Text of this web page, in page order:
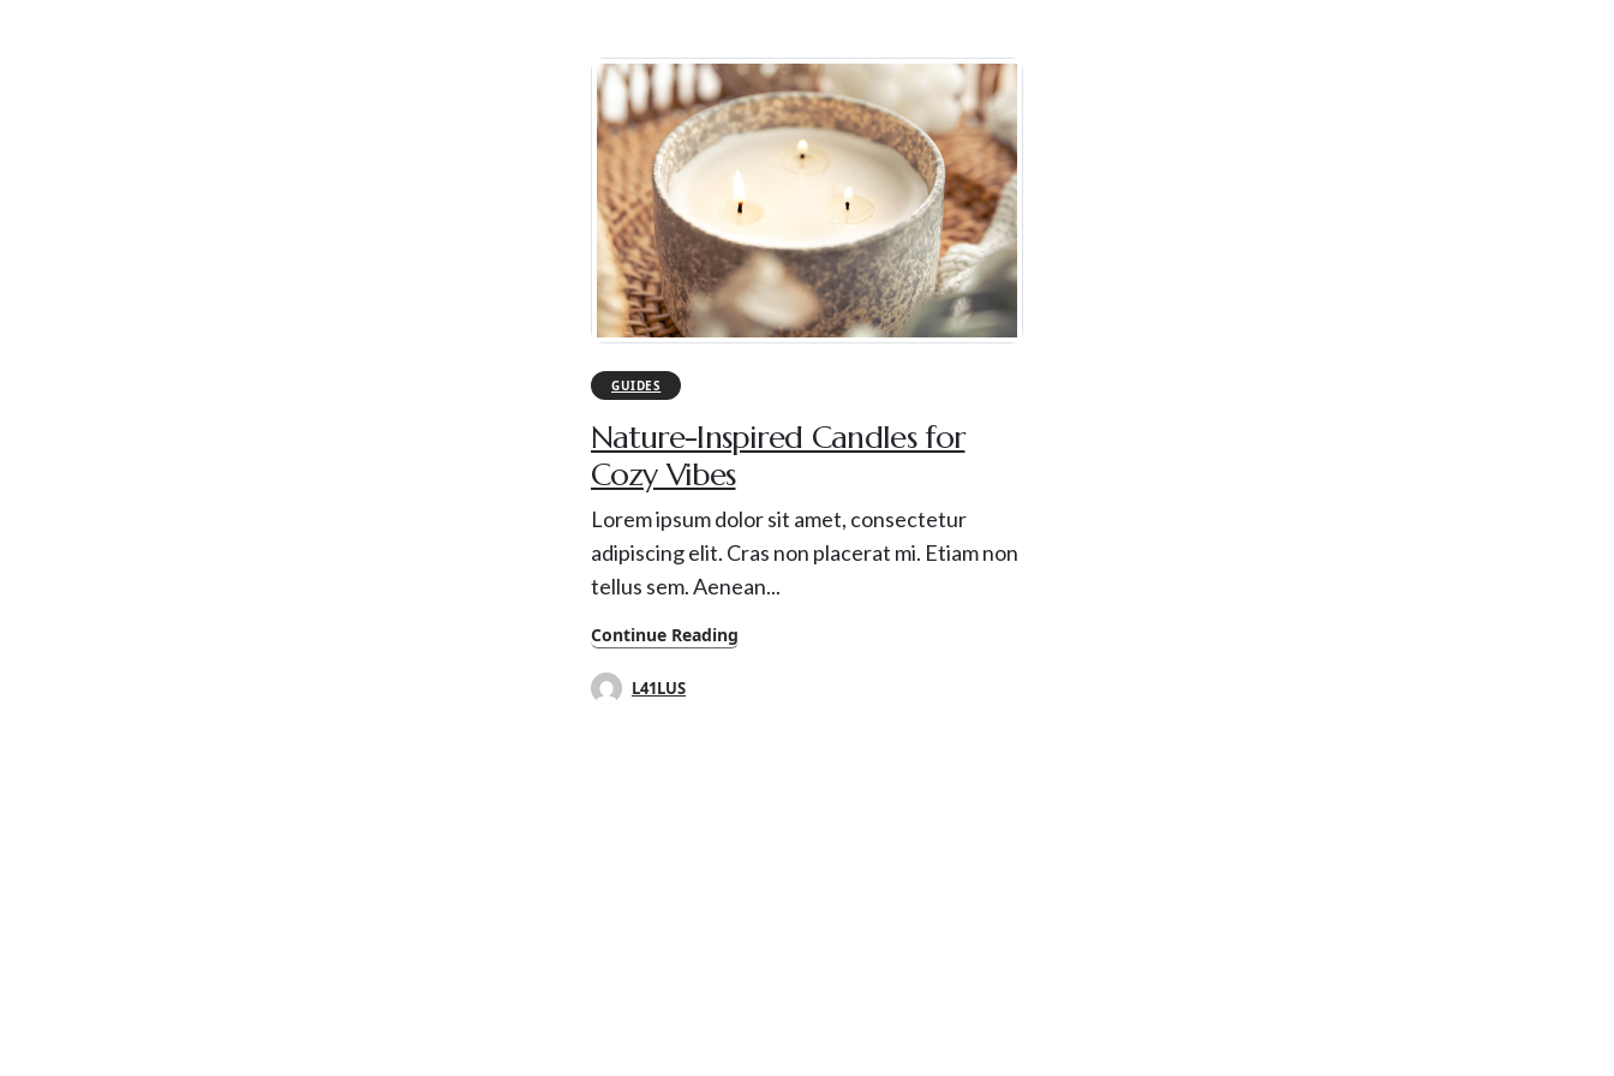
28
FEB
0
GUIDES
Nature-Inspired Candles for
Cozy Vibes
Lorem ipsum dolor sit amet, consectetur
adipiscing elit. Cras non placerat mi. Etiam non
tellus sem. Aenean...
Continue Reading
L41LUS